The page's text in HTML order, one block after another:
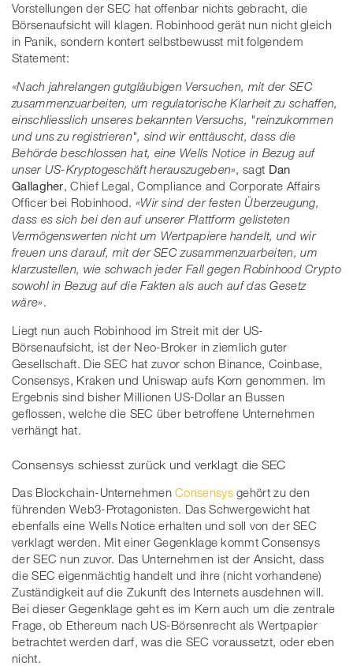
Vorstellungen der SEC hat offenbar nichts gebracht, die
Börsenaufsicht will klagen. Robinhood gerät nun nicht gleich
in Panik, sondern kontert selbstbewusst mit folgendem
Statement:
«Nach jahrelangen gutgläubigen Versuchen, mit der SEC
zusammenzuarbeiten, um regulatorische Klarheit zu schaffen,
einschliesslich unseres bekannten Versuchs, "reinzukommen
und uns zu registrieren", sind wir enttäuscht, dass die
Behörde beschlossen hat, eine Wells Notice in Bezug auf
unser US-Kryptogeschäft herauszugeben», sagt Dan
Gallagher, Chief Legal, Compliance and Corporate Affairs
Officer bei Robinhood. «Wir sind der festen Überzeugung,
dass es sich bei den auf unserer Plattform gelisteten
Vermögenswerten nicht um Wertpapiere handelt, und wir
freuen uns darauf, mit der SEC zusammenzuarbeiten, um
klarzustellen, wie schwach jeder Fall gegen Robinhood Crypto
sowohl in Bezug auf die Fakten als auch auf das Gesetz
wäre».
Liegt nun auch Robinhood im Streit mit der US-
Börsenaufsicht, ist der Neo-Broker in ziemlich guter
Gesellschaft. Die SEC hat zuvor schon Binance, Coinbase,
Consensys, Kraken und Uniswap aufs Korn genommen. Im
Ergebnis sind bisher Millionen US-Dollar an Bussen
geflossen, welche die SEC über betroffene Unternehmen
verhängt hat.
Consensys schiesst zurück und verklagt die SEC
Das Blockchain-UnternehmenConsensysgehört zu den
führenden Web3-Protagonisten. Das Schwergewicht hat
ebenfalls eine Wells Notice erhalten und soll von der SEC
verklagt werden. Mit einer Gegenklage kommt Consensys
der SEC nun zuvor. Das Unternehmen ist der Ansicht, dass
die SEC eigenmächtig handelt und ihre (nicht vorhandene)
Zuständigkeit auf die Zukunft des Internets ausdehnen will.
Bei dieser Gegenklage geht es im Kern auch um die zentrale
Frage, ob Ethereum nach US-Börsenrecht als Wertpapier
betrachtet werden darf, was die SEC voraussetzt, oder eben
nicht.